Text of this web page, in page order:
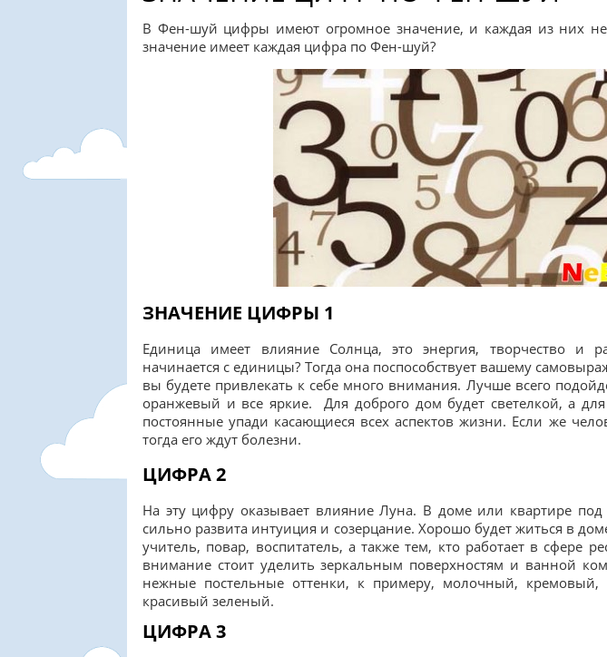
В Фен-шуй цифры имеют огромное значение, и каждая из них
значение имеет каждая цифра по Фен-шуй?
ЗНАЧЕНИЕ ЦИФРЫ 1
Единица имеет влияние Солнца, это энергия, творчество и
начинается с единицы? Тогда она поспособствует вашему
вы будете привлекать к себе много внимания. Лучше всего
оранжевый и все яркие. Для доброго дом будет светелкой, а
постоянные упади касающиеся всех аспектов жизни. Если же
тогда его ждут болезни.
ЦИФРА 2
На эту цифру оказывает влияние Луна. В доме или квартире
сильно развита интуиция и созерцание. Хорошо будет житься в
учитель, повар, воспитатель, а также тем, кто работает в сфере
внимание стоит уделить зеркальным поверхностям и ванной
нежные постельные оттенки, к примеру, молочный,
красивый зеленый.
ЦИФРА 3